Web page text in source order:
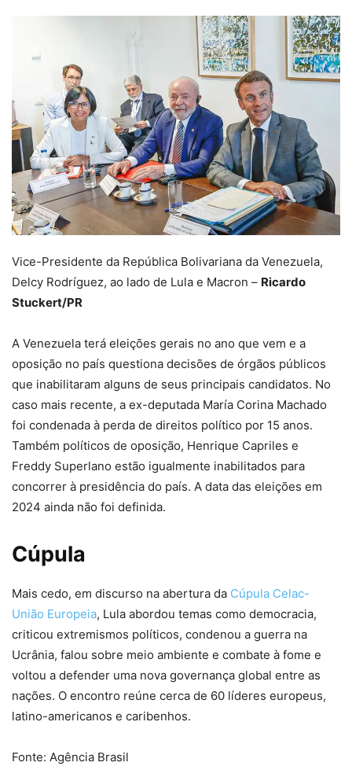
Vice-Presidente da República Bolivariana da Venezuela,
Delcy Rodríguez, ao lado de Lula e Macron – Ricardo
Stuckert/PR
A Venezuela terá eleições gerais no ano que vem e a
oposição no país questiona decisões de órgãos públicos
que inabilitaram alguns de seus principais candidatos. No
caso mais recente, a ex-deputada María Corina Machado
foi condenada à perda de direitos político por 15 anos.
Também políticos de oposição, Henrique Capriles e
Freddy Superlano estão igualmente inabilitados para
concorrer à presidência do país. A data das eleições em
2024 ainda não foi definida.
Cúpula
Mais cedo, em discurso na abertura da Cúpula Celac-
União Europeia, Lula abordou temas como democracia,
criticou extremismos políticos, condenou a guerra na
Ucrânia, falou sobre meio ambiente e combate à fome e
voltou a defender uma nova governança global entre as
nações. O encontro reúne cerca de 60 líderes europeus,
latino-americanos e caribenhos.
Fonte: Agência Brasil